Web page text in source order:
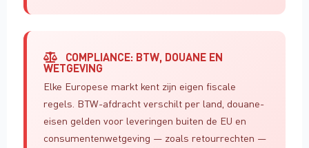
COMPLIANCE: BTW, DOUANE EN
WETGEVING
Elke Europese markt kent zijn eigen fiscale
regels. BTW-afdracht verschilt per land, douane-
eisen gelden voor leveringen buiten de EU en
consumentenwetgeving — zoals retourrechten —